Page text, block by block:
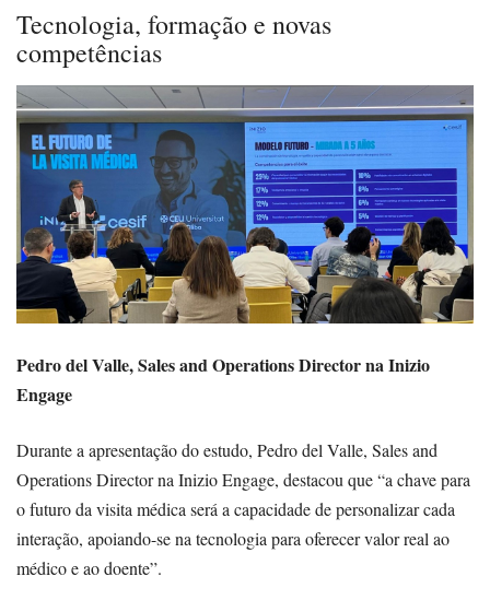
Tecnologia, formação e novas
competências
Pedro del Valle, Sales and Operations Director na Inizio
Engage
Durante a apresentação do estudo, Pedro del Valle, Sales and
Operations Director na Inizio Engage, destacou que “a chave para
o futuro da visita médica será a capacidade de personalizar cada
interação, apoiando-se na tecnologia para oferecer valor real ao
médico e ao doente”.